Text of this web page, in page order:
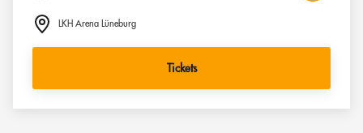
LKH Arena Lüneburg
Tickets